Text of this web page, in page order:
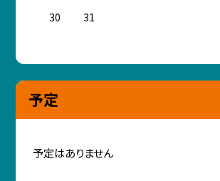
30
31
予定
予定はありません